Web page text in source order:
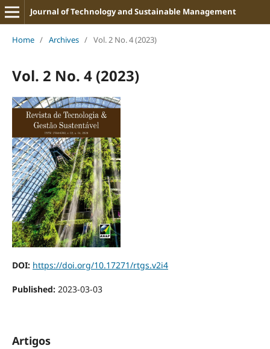
Journal of Technology and Sustainable Management
Home / Archives / Vol. 2 No. 4 (2023)
Vol. 2 No. 4 (2023)
DOI: https://doi.org/10.17271/rtgs.v2i4
Published: 2023-03-03
Artigos